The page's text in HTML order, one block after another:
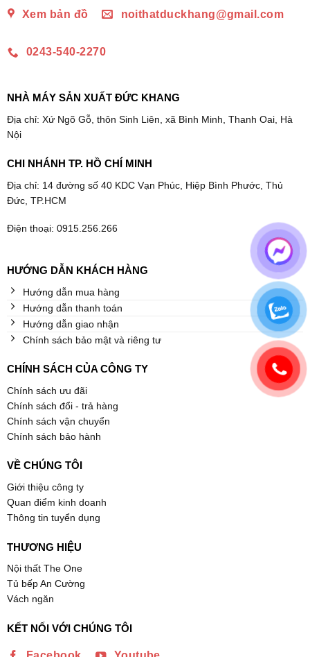
Xem bản đồ
noithatduckhang@gmail.com
0243-540-2270
NHÀ MÁY SẢN XUẤT ĐỨC KHANG
Địa chỉ: Xứ Ngõ Gỗ, thôn Sinh Liên, xã Bình Minh, Thanh Oai, Hà
Nội
CHI NHÁNH TP. HỒ CHÍ MINH
Địa chỉ: 14 đường số 40 KDC Vạn Phúc, Hiệp Bình Phước, Thủ
Đức, TP.HCM
Điện thoại: 0915.256.266
HƯỚNG DẪN KHÁCH HÀNG
Hướng dẫn mua hàng
Hướng dẫn thanh toán
Hướng dẫn giao nhận
Chính sách bảo mật và riêng tư
CHÍNH SÁCH CỦA CÔNG TY
Chính sách ưu đãi
Chính sách đổi - trả hàng
Chính sách vận chuyển
Chính sách bảo hành
VỀ CHÚNG TÔI
Giới thiệu công ty
Quan điểm kinh doanh
Thông tin tuyển dụng
THƯƠNG HIỆU
Nội thất The One
Tủ bếp An Cường
Vách ngăn
KẾT NỐI VỚI CHÚNG TÔI